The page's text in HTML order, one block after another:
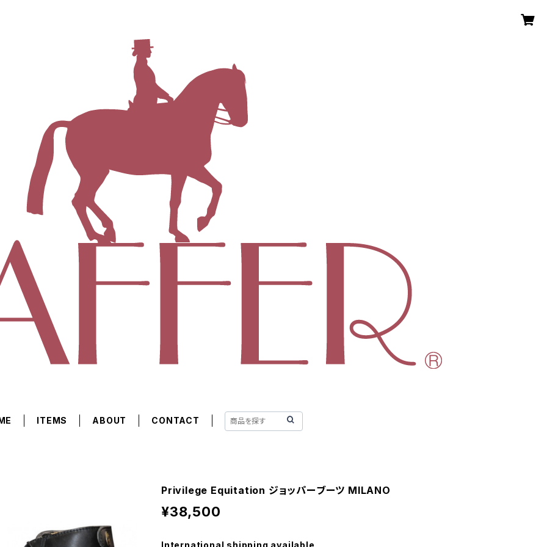
ITEMS ABOUT CONTACT
Privilege Equitation ジョッパーブーツ MILANO
¥38,500
International shipping available